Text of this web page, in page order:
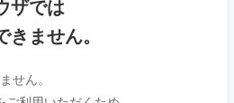
ザでは
ません。
せん。